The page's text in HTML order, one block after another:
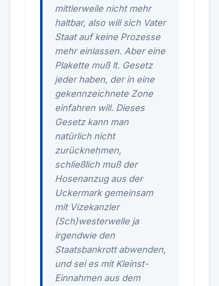
mittlerweile nicht mehr
haltbar, also will sich Vater
Staat auf keine Prozesse
mehr einlassen. Aber eine
Plakette muß lt. Gesetz
jeder haben, der in eine
gekennzeichnete Zone
einfahren will. Dieses
Gesetz kann man
natürlich nicht
zurücknehmen,
schließlich muß der
Hosenanzug aus der
Uckermark gemeinsam
mit Vizekanzler
(Sch)westerwelle ja
irgendwie den
Staatsbankrott abwenden,
und sei es mit Kleinst-
Einnahmen aus dem